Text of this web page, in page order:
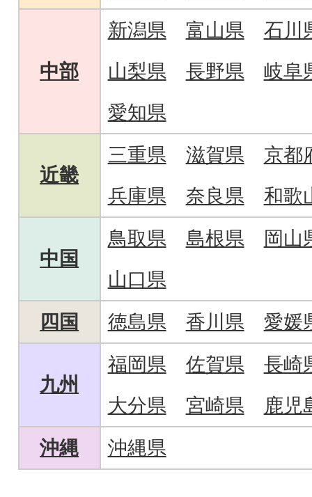
中部
新潟県 富山県
石川
山梨県
長野県
岐阜
愛知県
近畿
三重県 滋賀県
京都
兵庫県
奈良県 和歌
中国
鳥取県 島根県
岡山
山口県
四国
徳島県 香川県 愛媛
九州
福岡県 佐賀県
長崎
大分県
宮崎県
鹿児
沖縄
沖縄県